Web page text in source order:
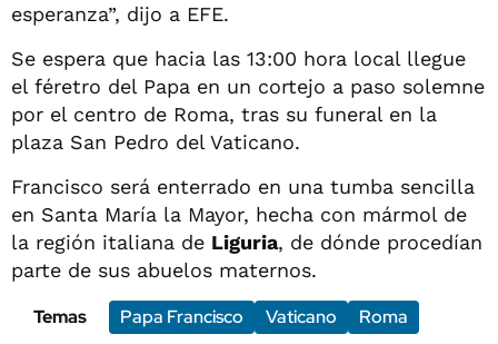
esperanza”, dijo a EFE.
Se espera que hacia las 13:00 hora local llegue
el féretro del Papa en un cortejo a paso solemne
por el centro de Roma, tras su funeral en la
plaza San Pedro del Vaticano.
Francisco será enterrado en una tumba sencilla
en Santa María la Mayor, hecha con mármol de
la región italiana de Liguria, de dónde procedían
parte de sus abuelos maternos.
Temas
Papa Francisco Vaticano Roma